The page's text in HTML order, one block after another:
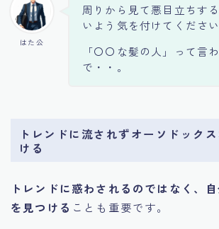
はた公
周りから見て悪目立ちす
いよう気を付けてください
「〇〇な髪の人」って言
で・・。
トレンドに流されずオーソドック
ける
トレンドに惑わされるのではなく、
を見つける ことも重要です。